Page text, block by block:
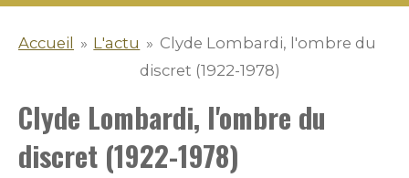
Accueil » L'actu » Clyde Lombardi, l'ombre du
discret (1922-1978)
Clyde Lombardi, l'ombre du
discret (1922-1978)